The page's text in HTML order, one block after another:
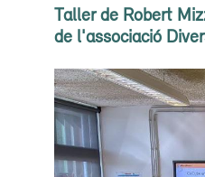
Taller de Robert
de l'associació